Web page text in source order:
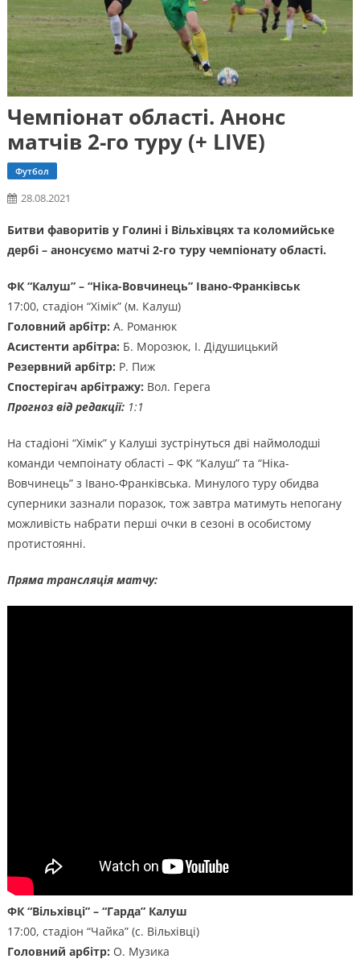
Чемпіонат області. Анонс
матчів 2-го туру (+ LIVE)
Футбол
28.08.2021
Битви фаворитів у Голині і Вільхівцях та коломийське
дербі – анонсуємо матчі 2-го туру чемпіонату області.
ФК “Калуш” – “Ніка-Вовчинець” Івано-Франківськ
17:00, стадіон “Хімік” (м. Калуш)
Головний арбітр: А. Романюк
Асистенти арбітра: Б. Морозюк, І. Дідушицький
Резервний арбітр: Р. Пиж
Спостерігач арбітражу: Вол. Герега
Прогноз від редакції:1:1
На стадіоні “Хімік” у Калуші зустрінуться дві наймолодші
команди чемпоінату області – ФК “Калуш” та “Ніка-
Вовчинець” з Івано-Франківська. Минулого туру обидва
суперники зазнали поразок, тож завтра матимуть непогану
можливість набрати перші очки в сезоні в особистому
протистоянні.
Пряма трансляція матчу:
ФК “Вільхівці” – “Гарда” Калуш
17:00, стадіон “Чайка” (с. Вільхівці)
Головний арбітр: О. Музика